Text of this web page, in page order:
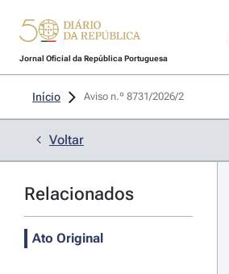
Jornal Oficial da República Portuguesa
Início Aviso n.º 8731/2026/2
Voltar
Relacionados
Ato Original